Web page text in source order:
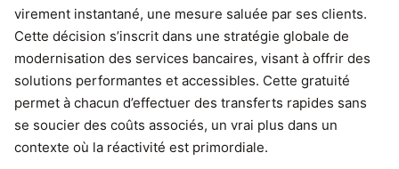
virement instantané, une mesure saluée par ses clients.
Cette décision s’inscrit dans une stratégie globale de
modernisation des services bancaires, visant à offrir des
solutions performantes et accessibles. Cette gratuité
permet à chacun d’effectuer des transferts rapides sans
se soucier des coûts associés, un vrai plus dans un
contexte où la réactivité est primordiale.